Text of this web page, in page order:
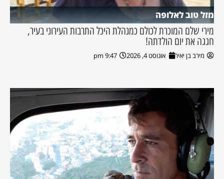
מזל טוב לאלופה
מירי שלם המוכרת לכולם כמנהלת היכל התרבות העירוני בעיר,
חגגה את יום הולדתה!
מירב בן יאיר אוגוסט 4, 2026 9:47 pm